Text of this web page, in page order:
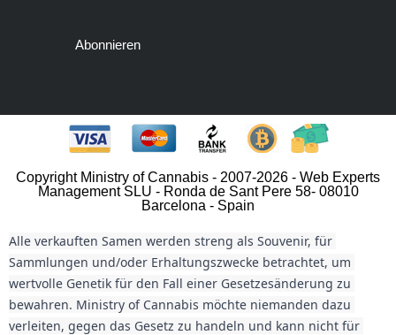
Abonnieren
Copyright Ministry of Cannabis - 2007-2026 - Web Experts
Management SLU - Ronda de Sant Pere 58- 08010
Barcelona - Spain
Alle verkauften Samen werden streng als Souvenir, für
Sammlungen und/oder Erhaltungszwecke betrachtet, um
wertvolle Genetik für den Fall einer Gesetzesänderung zu
bewahren. Ministry of Cannabis möchte niemanden dazu
verleiten, gegen das Gesetz zu handeln und kann nicht für